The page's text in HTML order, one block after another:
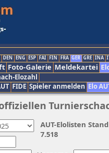
DEN ENG ESP FAI FIN FRA GER GRE INA
Foto-Galerie Meldekartei
Elozahl
FIDE Spieler anmelden Elo
AUT-Elolisten
7.518